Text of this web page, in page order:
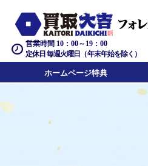
営業時間 10：00～19：00
定休日 毎週火曜日（年末年始を除く）
ホームページ特典